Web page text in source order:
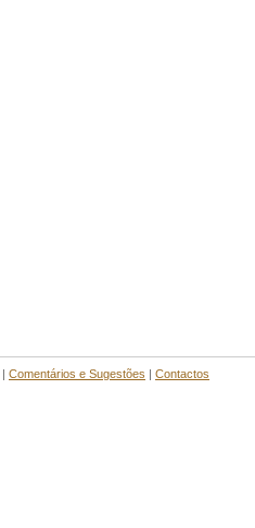
| Comentários e Sugestões | Contactos